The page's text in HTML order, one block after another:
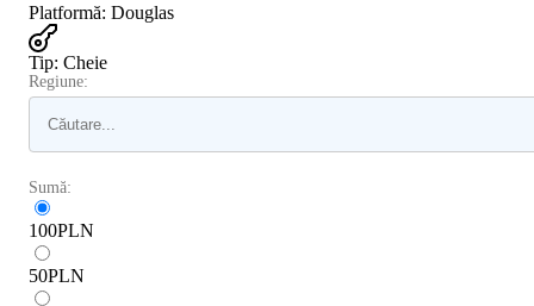
Platformă: Douglas
Tip: Cheie
Regiune:
Sumă:
100PLN
50PLN